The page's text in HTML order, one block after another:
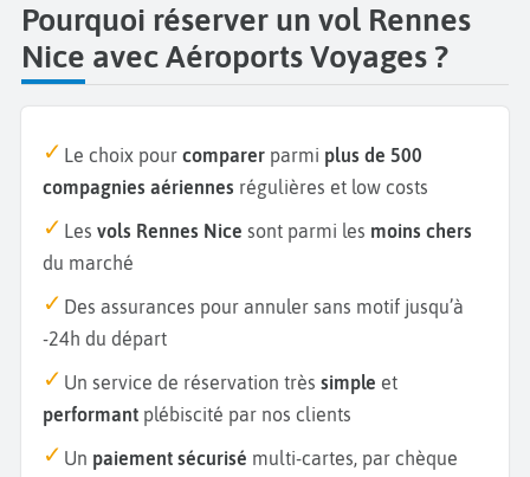
Pourquoi réserver un vol Rennes
Nice avec Aéroports Voyages ?
Le choix pour comparer parmi plus de 500
compagnies aériennes régulières et low costs
Les vols Rennes Nice sont parmi les moins chers
du marché
Des assurances pour annuler sans motif jusqu’à
-24h du départ
Un service de réservation très simple et
performant plébiscité par nos clients
Un paiement sécurisé multi-cartes, par chèque